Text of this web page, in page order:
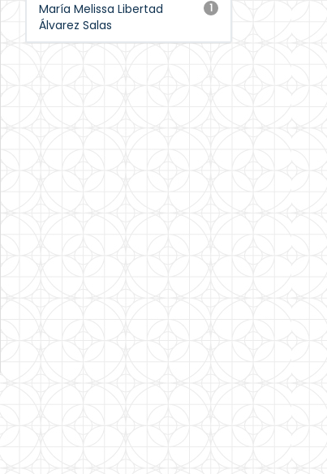
1
María Melissa Libertad
Álvarez Salas